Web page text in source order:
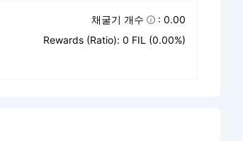
채굴기 개수
: 0.00
Rewards (Ratio): 0 FIL (0.00%)